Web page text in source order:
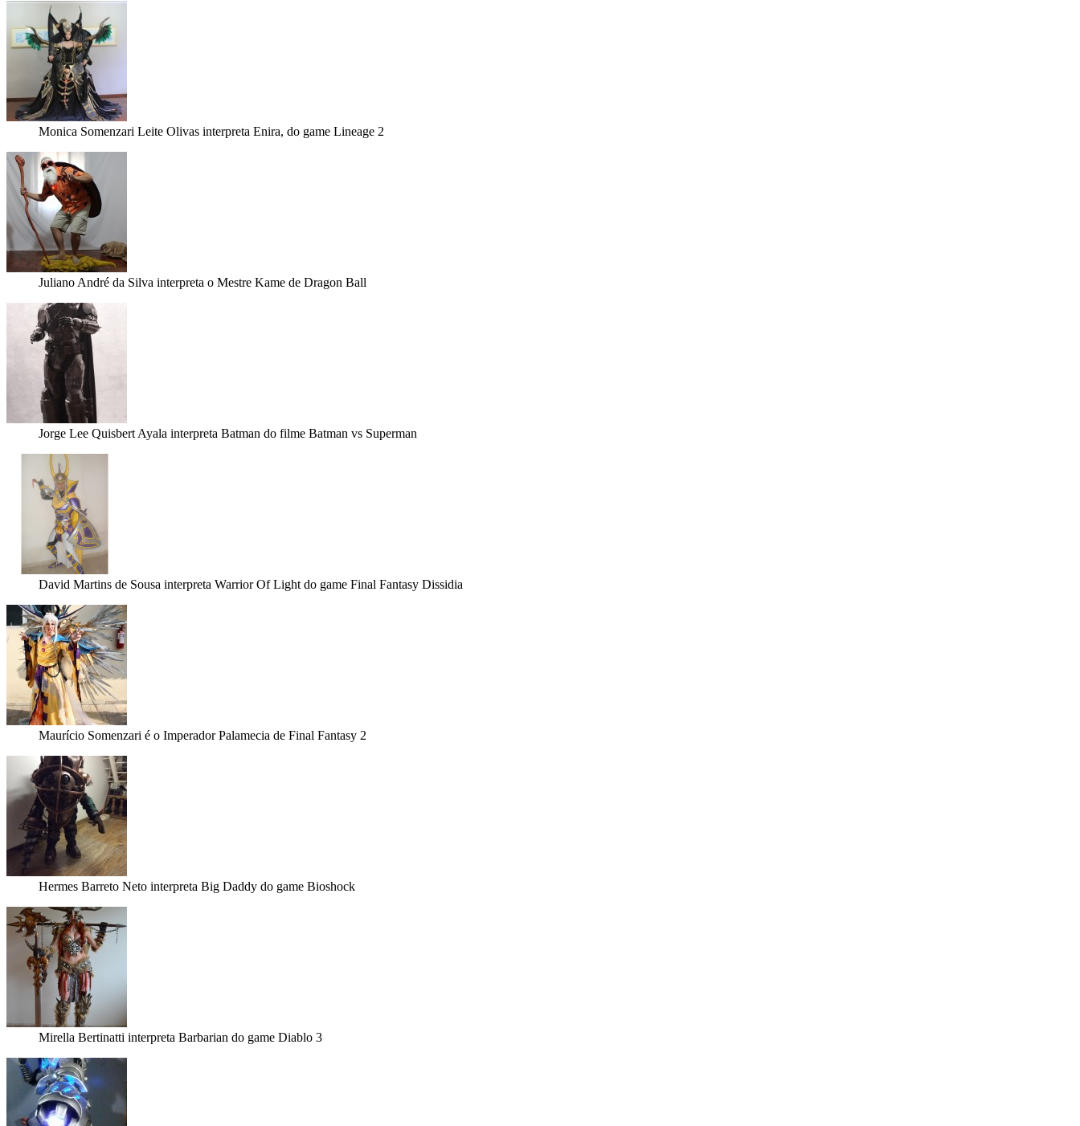
Monica Somenzari Leite Olivas interpreta Enira, do game Lineage 2
Juliano André da Silva interpreta o Mestre Kame de Dragon Ball
Jorge Lee Quisbert Ayala interpreta Batman do filme Batman vs Superman
David Martins de Sousa interpreta Warrior Of Light do game Final Fantasy Dissidia
Maurício Somenzari é o Imperador Palamecia de Final Fantasy 2
Hermes Barreto Neto interpreta Big Daddy do game Bioshock
Mirella Bertinatti interpreta Barbarian do game Diablo 3